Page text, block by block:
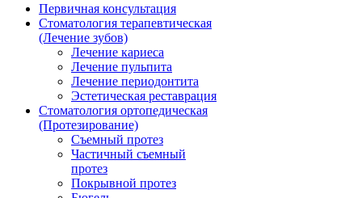
Первичная консультация
Стоматология терапевтическая
(Лечение зубов)
Лечение кариеса
Лечение пульпита
Лечение периодонтита
Эстетическая реставрация
Стоматология ортопедическая
(Протезирование)
Съемный протез
Частичный съемный
протез
Покрывной протез